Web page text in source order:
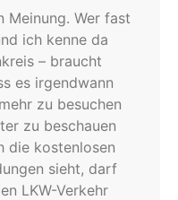
Meinung. Wer fast
ich kenne da
– braucht
es irgendwann
zu besuchen
zu beschauen
die kostenlosen
sieht, darf
LKW-Verkehr